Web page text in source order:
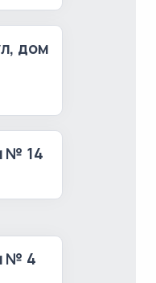
дом
№ 14
№ 4